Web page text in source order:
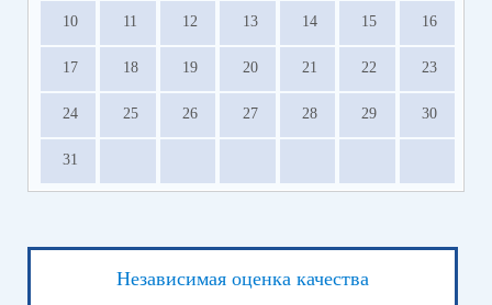
10 11 12 13 14 15 16
17 18 19 20 21 22 23
24 25 26 27 28 29 30
31
Независимая оценка качества